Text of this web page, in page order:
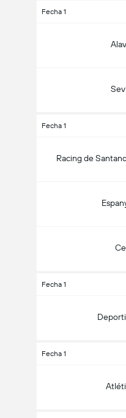
Fecha 1
Fecha 1
Racing de
Fecha 1
Fecha 1
Menos de